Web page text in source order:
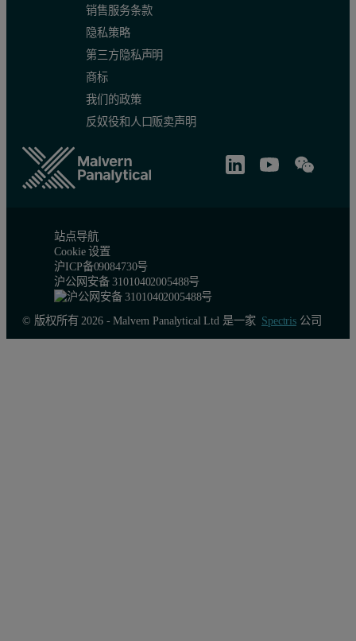
销售服务条款
隐私策略
第三方隐私声明
商标
我们的政策
反奴役和人口贩卖声明
站点导航
Cookie 设置
沪ICP备09084730号
沪公网安备 31010402005488号
© 版权所有 2026 - Malvern Panalytical Ltd 是一家 Spectris公司